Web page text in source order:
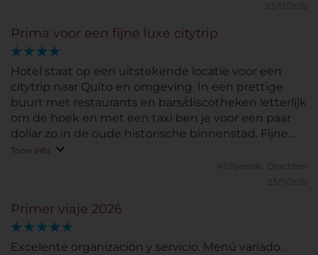
23/12/2015
Prima voor een fijne luxe citytrip
Hotel staat op een uitstekende locatie voor een
citytrip naar Quito en omgeving. In een prettige
buurt met restaurants en bars/discotheken letterlijk
om de hoek en met een taxi ben je voor een paar
dollar zo in de oude historische binnenstad. Fijne
ruime kamer met heerlijk bed en badkamer. Goed
Toon info
457tjeerdk.
Drachten
23/11/2015
Primer viaje 2026
Excelente organización y servicio. Menú variado.